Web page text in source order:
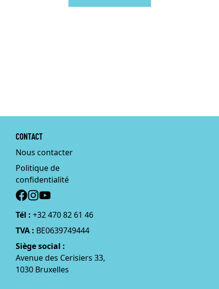
CONTACT
Nous contacter
Politique de
confidentialité
Social
Tél : +32 470 82 61 46
TVA : BE0639749444
Siège social :
Avenue des Cerisiers 33,
1030 Bruxelles